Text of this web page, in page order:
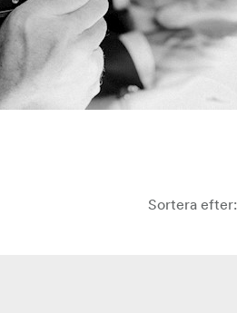
Sortera efter: